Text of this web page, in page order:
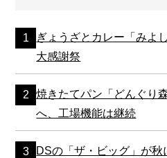
ぎょうざとカレー「みよ
大感謝祭
焼きたてパン「どんぐり
へ、工場機能は継続
DSの「ザ・ビッグ」が